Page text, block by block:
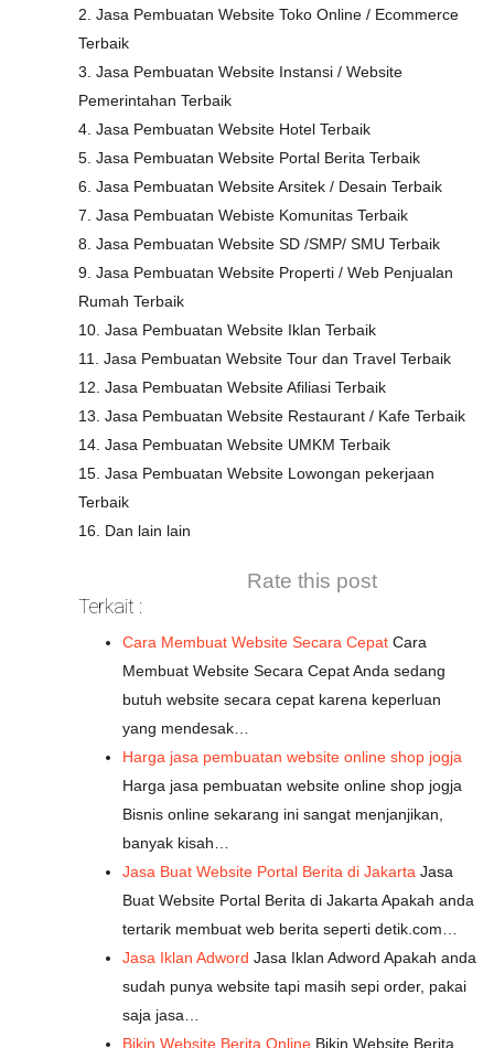
2. Jasa Pembuatan Website Toko Online / Ecommerce
Terbaik
3. Jasa Pembuatan Website Instansi / Website
Pemerintahan Terbaik
4. Jasa Pembuatan Website Hotel Terbaik
5. Jasa Pembuatan Website Portal Berita Terbaik
6. Jasa Pembuatan Website Arsitek / Desain Terbaik
7. Jasa Pembuatan Webiste Komunitas Terbaik
8. Jasa Pembuatan Website SD /SMP/ SMU Terbaik
9. Jasa Pembuatan Website Properti / Web Penjualan
Rumah Terbaik
10. Jasa Pembuatan Website Iklan Terbaik
11. Jasa Pembuatan Website Tour dan Travel Terbaik
12. Jasa Pembuatan Website Afiliasi Terbaik
13. Jasa Pembuatan Website Restaurant / Kafe Terbaik
14. Jasa Pembuatan Website UMKM Terbaik
15. Jasa Pembuatan Website Lowongan pekerjaan
Terbaik
16. Dan lain lain
Rate this post
Terkait :
Cara Membuat Website Secara Cepat Cara
Membuat Website Secara Cepat Anda sedang
butuh website secara cepat karena keperluan
yang mendesak…
Harga jasa pembuatan website online shop jogja
Harga jasa pembuatan website online shop jogja
Bisnis online sekarang ini sangat menjanjikan,
banyak kisah…
Jasa Buat Website Portal Berita di Jakarta Jasa
Buat Website Portal Berita di Jakarta Apakah anda
tertarik membuat web berita seperti detik.com…
Jasa Iklan Adword Jasa Iklan Adword Apakah anda
sudah punya website tapi masih sepi order, pakai
saja jasa…
Bikin Website Berita Online Bikin Website Berita